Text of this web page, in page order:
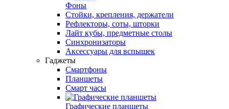
Фоны
Стойки, крепления, держатели
Рефлекторы, соты, шторки
Лайт кубы, предметные столы
Синхронизаторы
Аксессуары для вспышек
Гаджеты
Смартфоны
Планшеты
Смарт часы
Графические планшеты